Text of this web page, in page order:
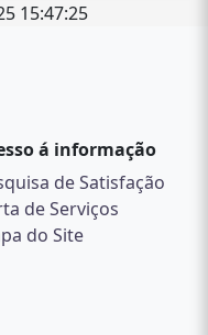
15:47:25
á informação
de Satisfação
de Serviços
do Site